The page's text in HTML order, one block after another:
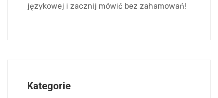
językowej i zacznij mówić bez zahamowań!
Kategorie